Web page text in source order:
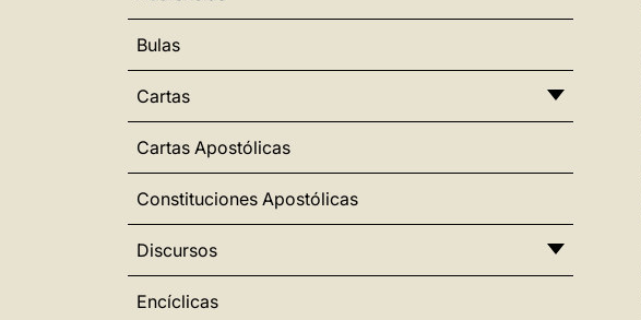
Bulas
Cartas
Cartas Apostólicas
Constituciones Apostólicas
Discursos
Encíclicas